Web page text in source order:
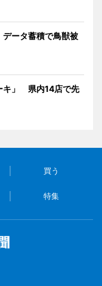
ータ蓄積で鳥獣被
キ」 県内14店で先
買う
特集